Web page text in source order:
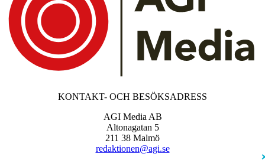
KONTAKT- OCH BESÖKSADRESS
AGI Media AB
Altonagatan 5
211 38 Malmö
redaktionen@agi.se